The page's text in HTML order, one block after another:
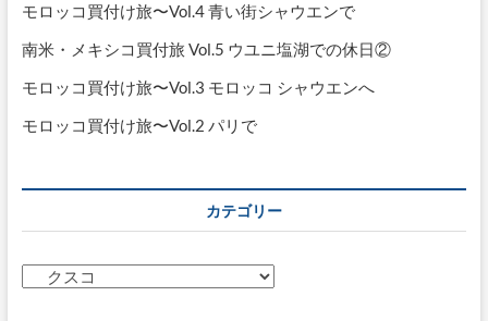
モロッコ買付け旅〜Vol.4 青い街シャウエンで
南米・メキシコ買付旅 Vol.5 ウユニ塩湖での休日②
モロッコ買付け旅〜Vol.3 モロッコ シャウエンへ
モロッコ買付け旅〜Vol.2 パリで
カテゴリー